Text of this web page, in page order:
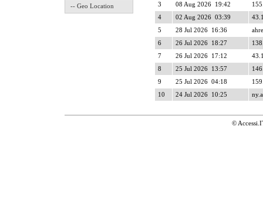
-- Geo Location
3
08 Aug 2026 19:42
4
02 Aug 2026 03:39
5
28 Jul 2026 16:36
6
26 Jul 2026 18:27
7
26 Jul 2026 17:12
8
25 Jul 2026 13:57
9
25 Jul 2026 04:18
10
24 Jul 2026 10:25
©